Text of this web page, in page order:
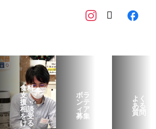
食料
支
援・
相談
を受
ける
ボラ
ンテ
ィア
募集
よく
ある
質問